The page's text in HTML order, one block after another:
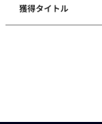
獲得タイトル